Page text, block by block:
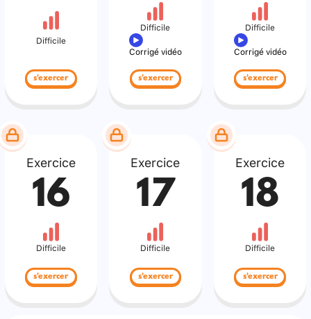
Difficile
s'exercer
Difficile
Corrigé vidéo
s'exercer
Difficile
Corrigé vidéo
s'exercer
Exercice
16
Difficile
s'exercer
Exercice
17
Difficile
s'exercer
Exercice
18
Difficile
s'exercer